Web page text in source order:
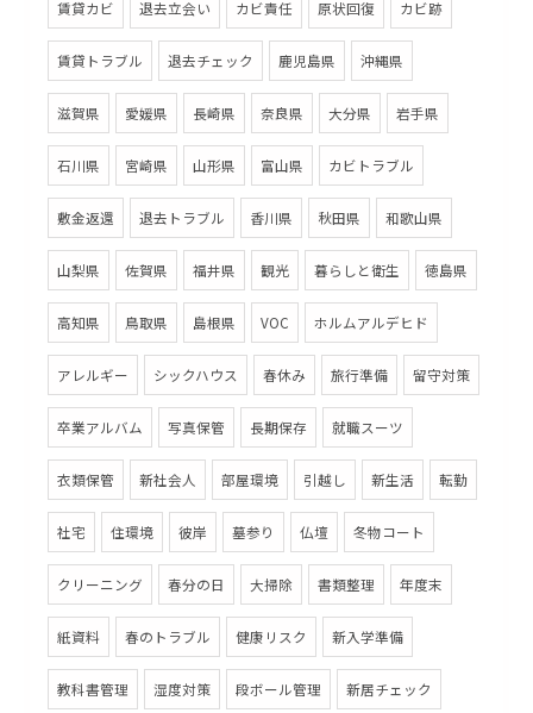
賃貸カビ 退去立会い カビ責任 原状回復 カビ跡
賃貸トラブル 退去チェック 鹿児島県 沖縄県
滋賀県 愛媛県 長崎県 奈良県 大分県 岩手県
石川県 宮崎県 山形県 富山県 カビトラブル
敷金返還 退去トラブル 香川県 秋田県 和歌山県
山梨県 佐賀県 福井県 観光 暮らしと衛生 徳島県
高知県 鳥取県 島根県 VOC ホルムアルデヒド
アレルギー シックハウス 春休み 旅行準備 留守対策
卒業アルバム 写真保管 長期保存 就職スーツ
衣類保管 新社会人 部屋環境 引越し 新生活 転勤
社宅 住環境 彼岸 墓参り 仏壇 冬物コート
クリーニング 春分の日 大掃除 書類整理 年度末
紙資料 春のトラブル 健康リスク 新入学準備
教科書管理 湿度対策 段ボール管理 新居チェック